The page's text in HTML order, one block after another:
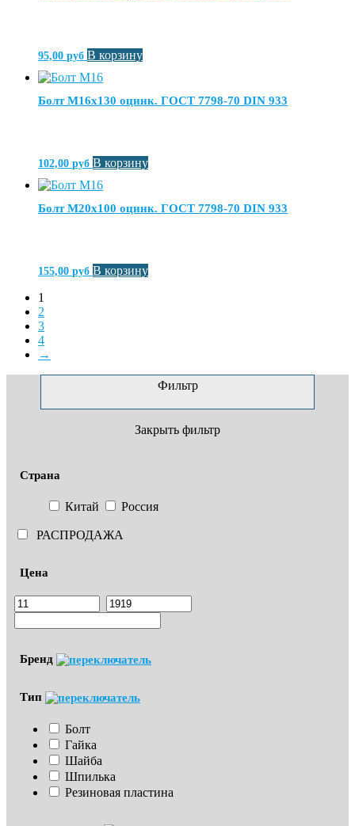
95,00 руб В корзину
Болт М16х130 оцинк. ГОСТ 7798-70 DIN 933
102,00 руб В корзину
Болт М20х100 оцинк. ГОСТ 7798-70 DIN 933
155,00 руб В корзину
1
2
3
4
→
Фильтр
Закрыть фильтр
Страна
Китай Россия
РАСПРОДАЖА
Цена
Бренд
Тип
Болт
Гайка
Шайба
Шпилька
Резиновая пластина